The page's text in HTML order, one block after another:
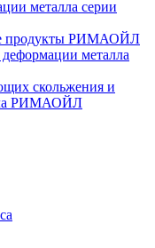
металла серии
продукты РИМАОЙЛ
металла
скольжения и
РИМАОЙЛ